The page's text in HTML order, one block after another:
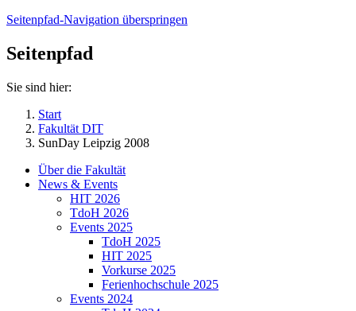
Seitenpfad-Navigation überspringen
Seitenpfad
Sie sind hier:
Start
Fakultät DIT
SunDay Leipzig 2008
Über die Fakultät
News & Events
HIT 2026
TdoH 2026
Events 2025
TdoH 2025
HIT 2025
Vorkurse 2025
Ferienhochschule 2025
Events 2024